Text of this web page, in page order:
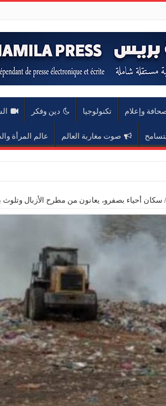
وإعلام تكنولوجيا دين وفكر
صوت مغاربة العالم عالم المرأة
/ سكان أحياء بصفرو، يعانون من مطرح الأزبال وتلوث